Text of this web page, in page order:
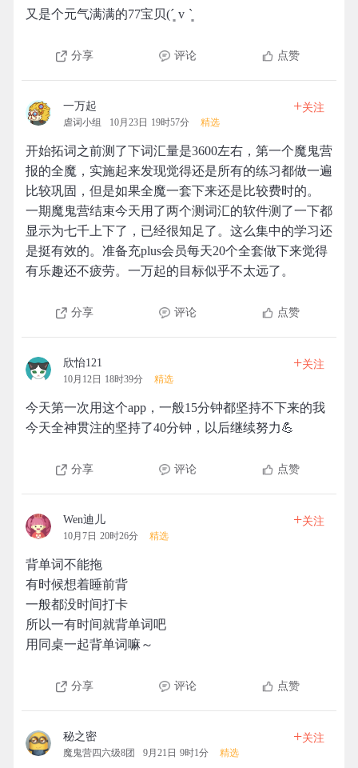
又是个元气满满的77宝贝(´͈ v `͈
分享 评论 点赞
一万起
虐词小组 10月23日 19时57分 精选
+关注
开始拓词之前测了下词汇量是3600左右，第一个魔鬼营
报的全魔，实施起来发现觉得还是所有的练习都做一遍
比较巩固，但是如果全魔一套下来还是比较费时的。
一期魔鬼营结束今天用了两个测词汇的软件测了一下都
显示为七千上下了，已经很知足了。这么集中的学习还
是挺有效的。准备充plus会员每天20个全套做下来觉得
有乐趣还不疲劳。一万起的目标似乎不太远了。
分享 评论 点赞
欣怡121
10月12日 18时39分 精选
+关注
今天第一次用这个app，一般15分钟都坚持不下来的我
今天全神贯注的坚持了40分钟，以后继续努力💪
分享 评论 点赞
Wen迪儿
10月7日 20时26分 精选
+关注
背单词不能拖
有时候想着睡前背
一般都没时间打卡
所以一有时间就背单词吧
用同桌一起背单词嘛～
分享 评论 点赞
秘之密
魔鬼营四六级8团 9月21日 9时1分 精选
+关注